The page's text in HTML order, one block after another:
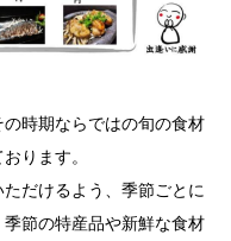
時期ならではの旬の食材
ります。
だけるよう、季節ごとに
節の特産品や新鮮な食材